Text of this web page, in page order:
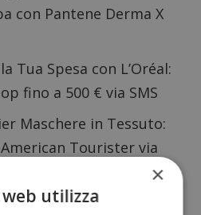
con Pantene Derma X
Tua Spesa con L’Oréal:
fino a 500 € via SMS
Maschere in Tessuto:
Tourister via
Lo Chef Sei Tu
×
utilizza